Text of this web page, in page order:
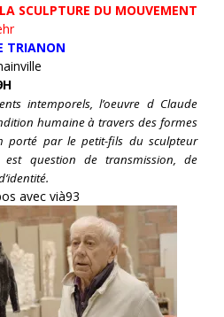
SCULPTURE DU MOUVEMENT
TRIANON
intemporels, l’oeuvre d Claude
humaine à travers des formes
porté par le petit-fils du sculpteur
question de transmission, de
avec vià93